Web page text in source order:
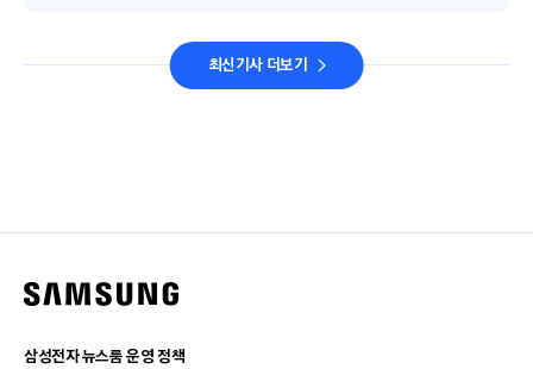
최신기사 더보기
삼성전자 뉴스룸 운영 정책